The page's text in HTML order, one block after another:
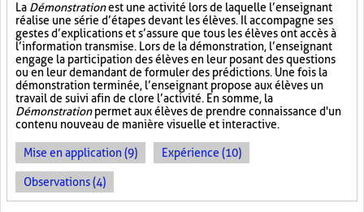
La Démonstrationest une activité lors de laquelle l’enseignant
réalise une série d’étapes devant les élèves. Il accompagne ses
gestes d’explications et s’assure que tous les élèves ont accès à
l’information transmise. Lors de la démonstration, l’enseignant
engage la participation des élèves en leur posant des questions
ou en leur demandant de formuler des prédictions. Une fois la
démonstration terminée, l’enseignant propose aux élèves un
travail de suivi afin de clore l’activité. En somme, la
Démonstrationpermet aux élèves de prendre connaissance d'un
contenu nouveau de manière visuelle et interactive.
Mise en application (9) Expérience (10)
Observations (4)